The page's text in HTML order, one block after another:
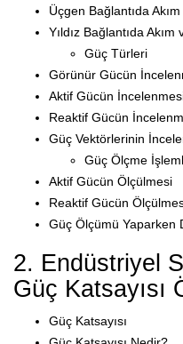
Üçgen Bağlantıda
Yıldız Bağlantıda Akım
Güç Türleri
Görünür Gücün
Aktif Gücün
Reaktif Gücün
Güç Vektörlerinin
Güç Ölçme
Aktif Gücün Ölçülmesi
Reaktif Gücün
Güç Ölçümü Yaparken
2. Endüstriyel
Güç Katsayısı
Güç Katsayısı